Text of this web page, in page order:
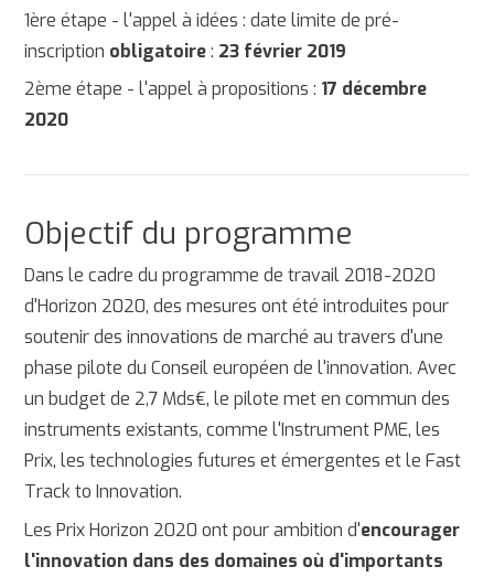
1ère étape - l'appel à idées : date limite de pré-
inscription obligatoire: 23 février 2019
2ème étape - l'appel à propositions : 17 décembre
2020
Objectif du programme
Dans le cadre du programme de travail 2018-2020
d'Horizon 2020, des mesures ont été introduites pour
soutenir des innovations de marché au travers d'une
phase pilote du Conseil européen de l'innovation. Avec
un budget de 2,7 Mds€, le pilote met en commun des
instruments existants, comme l'Instrument PME, les
Prix, les technologies futures et émergentes et le Fast
Track to Innovation.
Les Prix Horizon 2020 ont pour ambition d'encourager
l'innovation dans des domaines où d'importants